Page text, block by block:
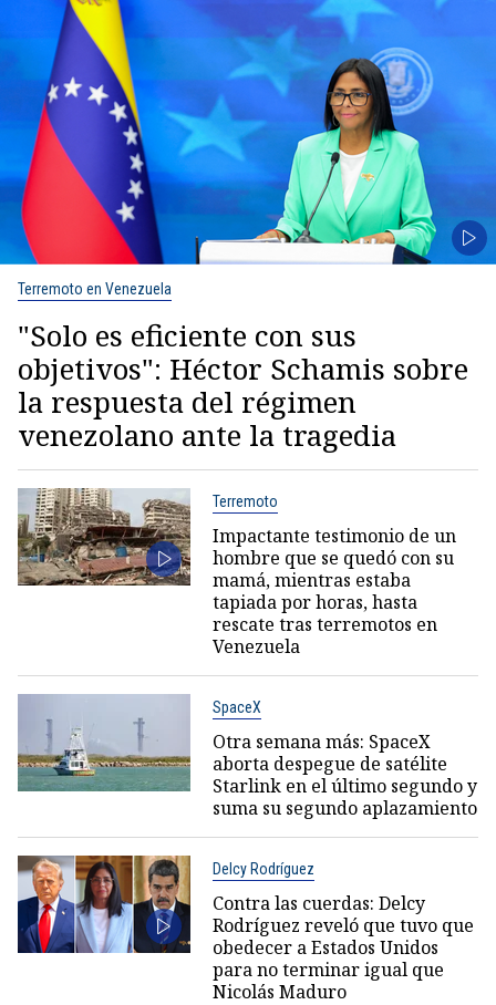
Terremoto en Venezuela
"Solo es eficiente con sus
objetivos": Héctor Schamis sobre
la respuesta del régimen
venezolano ante la tragedia
Terremoto
Impactante testimonio de un
hombre que se quedó con su
mamá, mientras estaba
tapiada por horas, hasta
rescate tras terremotos en
Venezuela
SpaceX
Otra semana más: SpaceX
aborta despegue de satélite
Starlink en el último segundo y
suma su segundo aplazamiento
Delcy Rodríguez
Contra las cuerdas: Delcy
Rodríguez reveló que tuvo que
obedecer a Estados Unidos
para no terminar igual que
Nicolás Maduro